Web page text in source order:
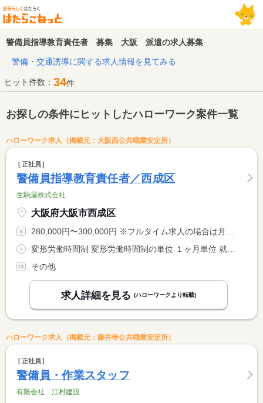
警備員指導教育責任者 募集 大阪 派遣の求人募集
警備・交通誘導に関する求人情報を見てみる
ヒット件数： 34件
お探しの条件にヒットしたハローワーク案件一覧
ハローワーク求人（掲載元：大阪西公共職業安定所）
正社員
警備員指導教育責任者／西成区
生駒屋株式会社
大阪府大阪市西成区
280,000円〜300,000円 ※フルタイム求人の場合は月額（換算額）、パート求人の場合は時間額を表示しています。
その他
求人詳細を見る (ハローワークより転載)
ハローワーク求人（掲載元：藤井寺公共職業安定所）
正社員
警備員・作業スタッフ
有限会社 江村建設